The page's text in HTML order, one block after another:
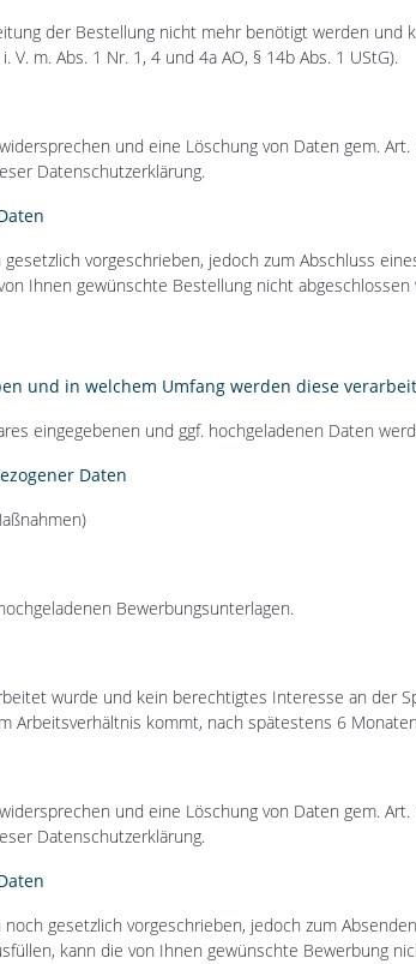
der Bestellung nicht mehr benötigt werden
V. m. Abs. 1 Nr. 1, 4 und 4a AO, § 14b Abs. 1 UStG).
und eine Löschung von Daten gem.
Datenschutzerklärung.
vorgeschrieben, jedoch zum Abschluss
Ihnen gewünschte Bestellung nicht abgeschlossen
und in welchem Umfang werden diese
eingegebenen und ggf. hochgeladenen Daten
Daten
Bewerbungsunterlagen.
wurde und kein berechtigtes Interesse an der
Arbeitsverhältnis kommt, nach spätestens 6
und eine Löschung von Daten gem.
Datenschutzerklärung.
gesetzlich vorgeschrieben, jedoch zum
kann die von Ihnen gewünschte Bewerbung